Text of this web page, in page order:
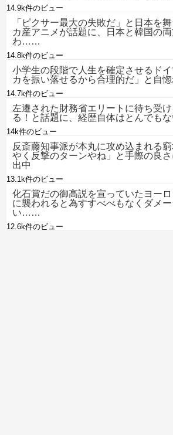
14.9k件のビュー
「ピクサー最大の失敗だ」と日本を
カ産アニメが話題に、日本と韓国の
わ……
14.8k件のビュー
小学生の段階で人生を確定させるド
カを振い落せるから合理的だ」と自
14.7k件のビュー
左遷された財務省エリートに待ち受
る！と話題に、経歴自体はとんでも
14k件のビュー
反斎藤知事派が本丸に攻め込まれる
やく反撃のターンやね」と手際の良
出中
13.1k件のビュー
化石賞だの御高説を宣っていたヨー
に襲われると為すすべべもなくダメ
い……
12.6k件のビュー